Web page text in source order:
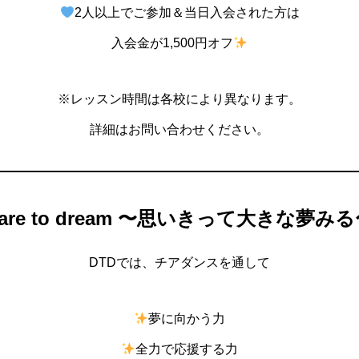
2人以上でご参加＆当日入会された方は
入会金が1,500円オフ
※レッスン時間は各校により異なります。
詳細はお問い合わせください。
to dream 〜思いきって大きな夢みる
DTDでは、チアダンスを通して
夢に向かう力
全力で応援する力